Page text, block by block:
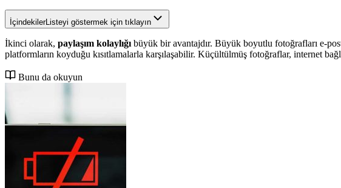
İçindekilerListeyi göstermek için tıklayın
İkinci olarak, paylaşım kolaylığı büyük bir avantajdır. Büyük boyutlu fotoğrafları e-
platformların koyduğu kısıtlamalarla karşılaşabilir. Küçültülmüş fotoğraflar, internet
Bunu da okuyun